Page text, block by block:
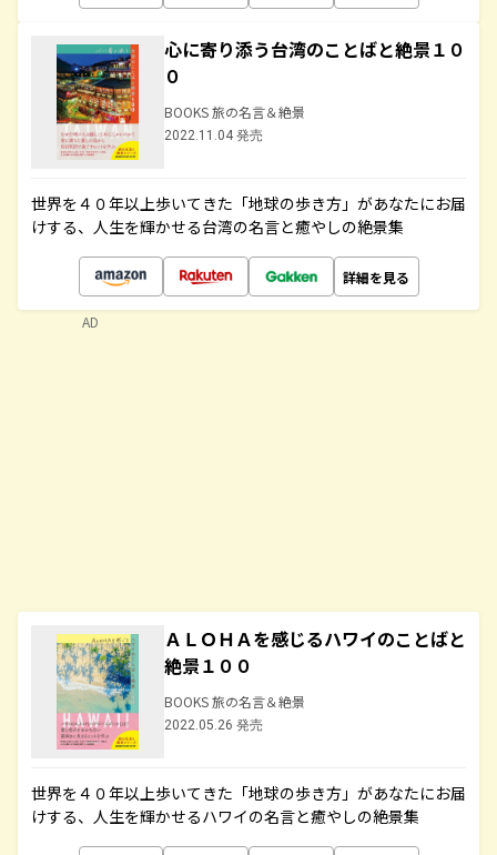
心に寄り添う台湾のことばと絶景１０
０
BOOKS 旅の名言＆絶景
2022.11.04 発売
世界を４０年以上歩いてきた「地球の歩き方」があなたにお届
けする、人生を輝かせる台湾の名言と癒やしの絶景集
詳細を見る
ＡＬＯＨＡを感じるハワイのことばと
絶景１００
BOOKS 旅の名言＆絶景
2022.05.26 発売
世界を４０年以上歩いてきた「地球の歩き方」があなたにお届
けする、人生を輝かせるハワイの名言と癒やしの絶景集
AD